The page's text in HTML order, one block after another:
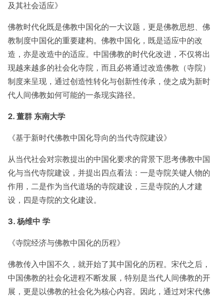
及其社会适应》
佛教时代化既是佛教中国化的一大议题，更是佛教思想、佛
教制度中国化的重要建构。佛教中国化，既是适应中的改
造，亦是改造中的适应。中国佛教的时代化改进，不仅将出
现越来越多的社会化寺院，而且必将通过改造佛教（寺院）
制度来呈现，通过创造性转化与创新性传承，使之成为新时
代人间佛教如何可能的一条现实路径。
2. 董群 东南大学
《基于新时代佛教中国化导向的当代寺院建设》
从当代社会对宗教提出的中国化要求的背景下思考佛教中国
化与当代寺院建设，并提出四点看法：一是寺院关键人物的
作用，二是作为当代道场的寺院建设，三是寺院的人才建
设，四是寺院的文化建设。
3. 杨维中 学
《寺院经济与佛教中国化的历程》
佛教传入中国不久，就开始了其中国化的历程。宋代之后，
中国佛教的社会化进程不断发展，特别是当代人间佛教的开
展，更是以佛教的社会化为核心内容。因此，通过对宋代佛